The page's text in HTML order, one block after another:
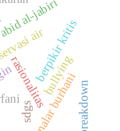
rasionalitas
al-jabiri
nalar burhani
berpikir kritis
air
sdgs
bullying
breakdown